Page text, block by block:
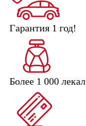
Гарантия 1 год!
Более 1 000 лекал